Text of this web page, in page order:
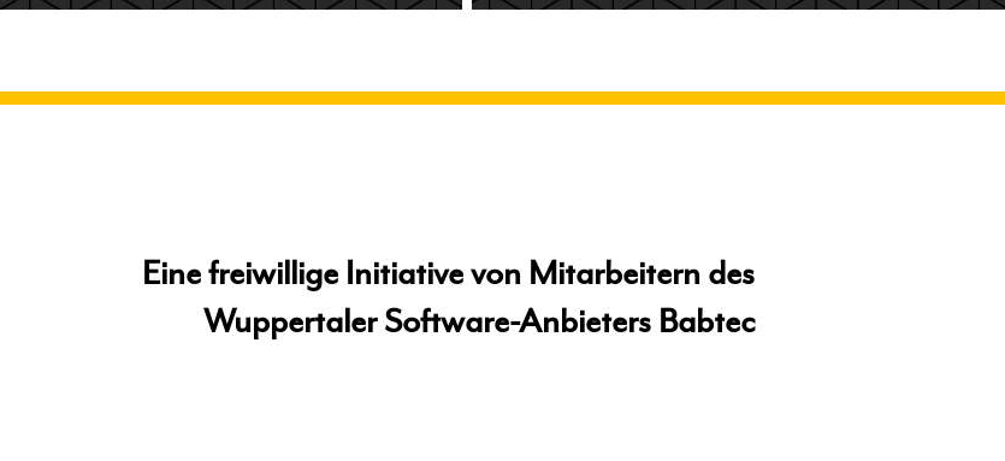
Eine freiwillige Initiative von Mitarbeitern des
Wuppertaler Software-Anbieters Babtec